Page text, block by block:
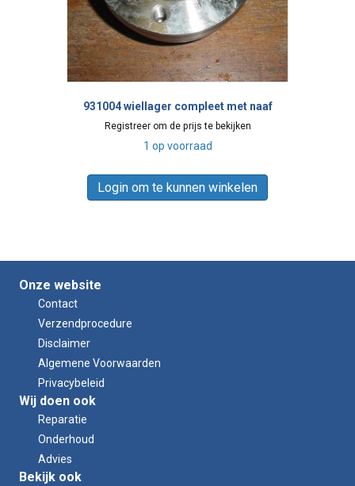
931004 wiellager compleet met naaf
Registreer om de prijs te bekijken
1 op voorraad
Login om te kunnen winkelen
Onze website
Contact
Verzendprocedure
Disclaimer
Algemene Voorwaarden
Privacybeleid
Wij doen ook
Reparatie
Onderhoud
Advies
Bekijk ook